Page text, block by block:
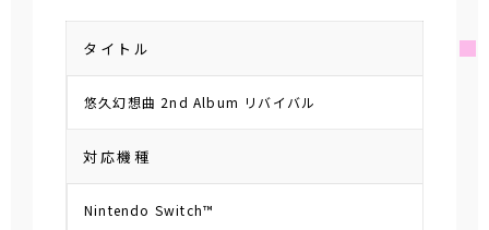
タイトル
悠久幻想曲 2nd Album リバイバル
対応機種
Nintendo Switch™